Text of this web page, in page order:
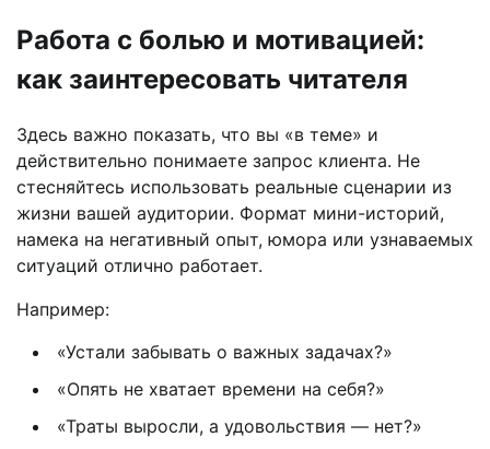
Работа с болью и мотивацией:
как заинтересовать читателя
Здесь важно показать, что вы «в теме» и
действительно понимаете запрос клиента. Не
стесняйтесь использовать реальные сценарии из
жизни вашей аудитории. Формат мини-историй,
намека на негативный опыт, юмора или узнаваемых
ситуаций отлично работает.
Например:
«Устали забывать о важных задачах?»
«Опять не хватает времени на себя?»
«Траты выросли, а удовольствия — нет?»